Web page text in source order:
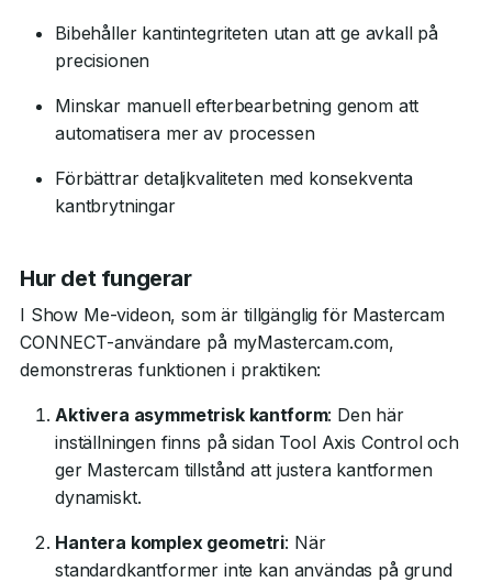
Bibehåller kantintegriteten utan att ge avkall på
precisionen
Minskar manuell efterbearbetning genom att
automatisera mer av processen
Förbättrar detaljkvaliteten med konsekventa
kantbrytningar
Hur det fungerar
I Show Me-videon, som är tillgänglig för Mastercam
CONNECT-användare på myMastercam.com,
demonstreras funktionen i praktiken:
Aktivera asymmetrisk kantform: Den här
inställningen finns på sidan Tool Axis Control och
ger Mastercam tillstånd att justera kantformen
dynamiskt.
Hantera komplex geometri: När
standardkantformer inte kan användas på grund